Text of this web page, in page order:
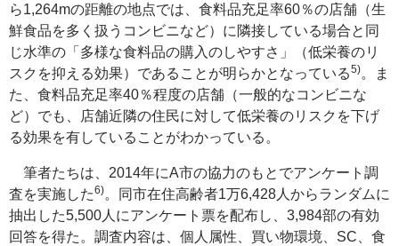
ら1,264mの距離の地点では、食料品充足率60％の店舗（生
鮮食品を多く扱うコンビニなど）に隣接している場合と同
じ水準の「多様な食料品の購入のしやすさ」（低栄養のリ
スクを抑える効果）であることが明らかとなっている5)。ま
た、食料品充足率40％程度の店舗（一般的なコンビニな
ど）でも、店舗近隣の住民に対して低栄養のリスクを下げ
る効果を有していることがわかっている。
筆者たちは、2014年にA市の協力のもとでアンケート調
査を実施した6)。同市在住高齢者1万6,428人からランダムに
抽出した5,500人にアンケート票を配布し、3,984部の有効
回答を得た。調査内容は、個人属性、買い物環境、SC、食